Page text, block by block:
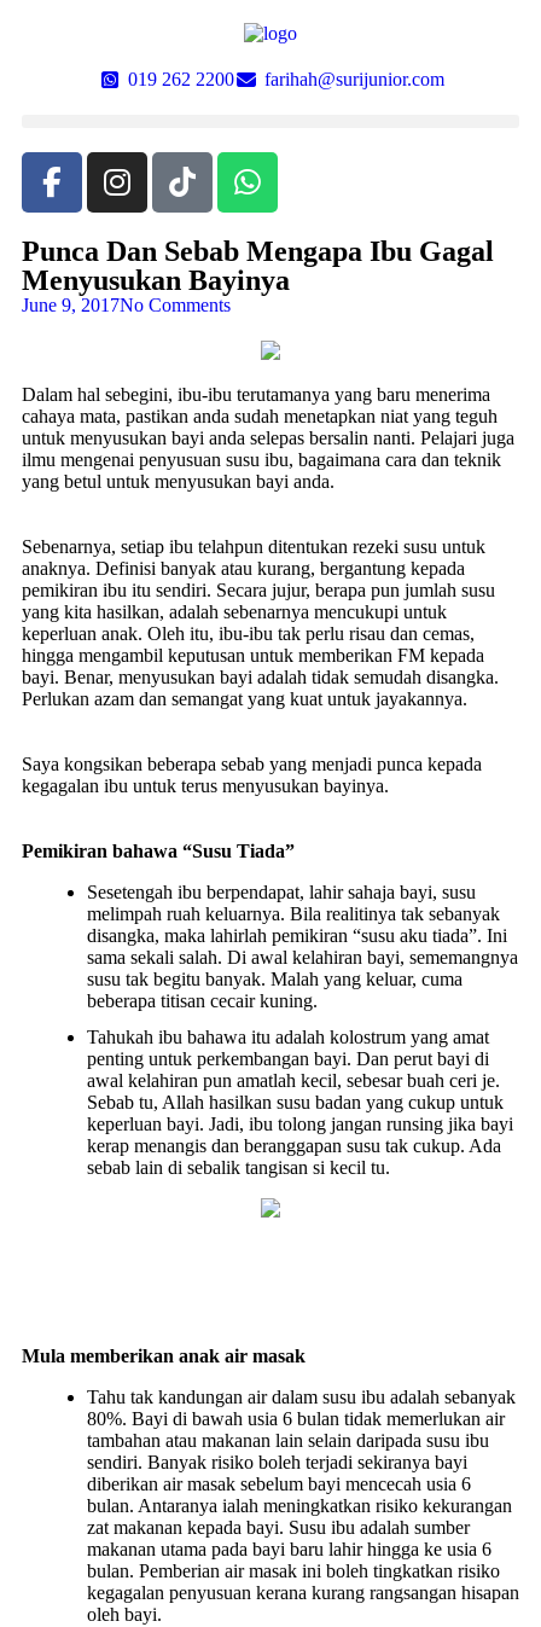
019 262 2200 farihah@surijunior.com
Punca Dan Sebab Mengapa Ibu Gagal
Menyusukan Bayinya
June 9, 2017No Comments
Dalam hal sebegini, ibu-ibu terutamanya yang baru menerima
cahaya mata, pastikan anda sudah menetapkan niat yang teguh
untuk menyusukan bayi anda selepas bersalin nanti. Pelajari juga
ilmu mengenai penyusuan susu ibu, bagaimana cara dan teknik
yang betul untuk menyusukan bayi anda.
Sebenarnya, setiap ibu telahpun ditentukan rezeki susu untuk
anaknya. Definisi banyak atau kurang, bergantung kepada
pemikiran ibu itu sendiri. Secara jujur, berapa pun jumlah susu
yang kita hasilkan, adalah sebenarnya mencukupi untuk
keperluan anak. Oleh itu, ibu-ibu tak perlu risau dan cemas,
hingga mengambil keputusan untuk memberikan FM kepada
bayi. Benar, menyusukan bayi adalah tidak semudah disangka.
Perlukan azam dan semangat yang kuat untuk jayakannya.
Saya kongsikan beberapa sebab yang menjadi punca kepada
kegagalan ibu untuk terus menyusukan bayinya.
Pemikiran bahawa “Susu Tiada”
Sesetengah ibu berpendapat, lahir sahaja bayi, susu
melimpah ruah keluarnya. Bila realitinya tak sebanyak
disangka, maka lahirlah pemikiran “susu aku tiada”. Ini
sama sekali salah. Di awal kelahiran bayi, sememangnya
susu tak begitu banyak. Malah yang keluar, cuma
beberapa titisan cecair kuning.
Tahukah ibu bahawa itu adalah kolostrum yang amat
penting untuk perkembangan bayi. Dan perut bayi di
awal kelahiran pun amatlah kecil, sebesar buah ceri je.
Sebab tu, Allah hasilkan susu badan yang cukup untuk
keperluan bayi. Jadi, ibu tolong jangan runsing jika bayi
kerap menangis dan beranggapan susu tak cukup. Ada
sebab lain di sebalik tangisan si kecil tu.
Mula memberikan anak air masak
Tahu tak kandungan air dalam susu ibu adalah sebanyak
80%. Bayi di bawah usia 6 bulan tidak memerlukan air
tambahan atau makanan lain selain daripada susu ibu
sendiri. Banyak risiko boleh terjadi sekiranya bayi
diberikan air masak sebelum bayi mencecah usia 6
bulan. Antaranya ialah meningkatkan risiko kekurangan
zat makanan kepada bayi. Susu ibu adalah sumber
makanan utama pada bayi baru lahir hingga ke usia 6
bulan. Pemberian air masak ini boleh tingkatkan risiko
kegagalan penyusuan kerana kurang rangsangan hisapan
oleh bayi.